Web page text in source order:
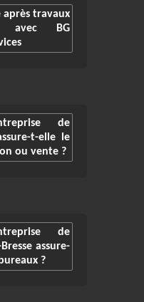
après travaux
avec BG
de
t-elle le
ou vente ?
de
assure-
?